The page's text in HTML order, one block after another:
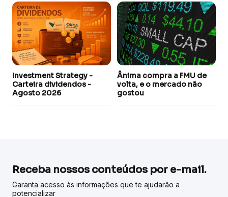
Investment Strategy -
Carteira dividendos -
Agosto 2026
Ânima compra a FMU de
volta, e o mercado não
gostou
Receba nossos conteúdos por e-mail.
Garanta acesso às informações que te ajudarão a
potencializar